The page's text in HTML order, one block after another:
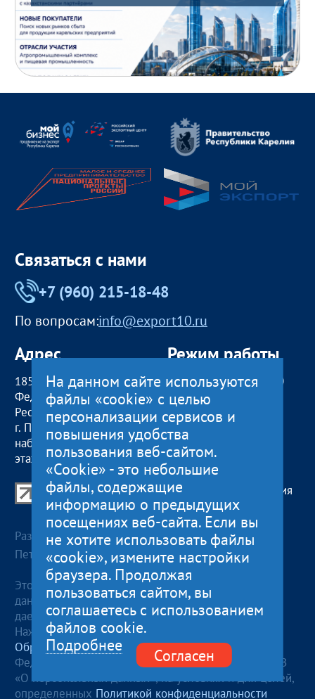
Связаться с нами
+7 (960) 215-18-48
По вопросам:info@export10.ru
Адрес
185000, Российская
Федерация,
Республика Карелия
г. Петрозаводск,
наб. Гюллинга, 11 / 2
этаж, офис 2
Режим работы
пн — чт:09:00 — 18:00
пт:09:00 — 17:00
обед с 13:00 до 14:00
сб, вс
Центр поддержки экспорта Республики Карелия
© 2012—2024
Разработка и поддержка сайта — «Артлекс», г.
Петрозаводск
Этот сайт использует файлы cookies для хранения
данных. Продолжая использовать данный сайт, Вы
даете согласие на работу с этими файлами.
Нажимая кнопку «Отправить», я даю согласие на
Обработку персональных данных, в соответствии с
Федеральным законом от 27.07.2006 года №152-ФЗ
«О персональных данных», на условиях и для целей,
определенных Политикой конфиденциальности
На данном сайте используются
файлы «cookie» с целью
персонализации сервисов и
повышения удобства
пользования веб-сайтом.
«Cookie» - это небольшие
файлы, содержащие
информацию о предыдущих
посещениях веб-сайта. Если вы
не хотите использовать файлы
«cookie», измените настройки
браузера. Продолжая
пользоваться сайтом, вы
соглашаетесь с использованием
файлов cookie.
Подробнее
Согласен